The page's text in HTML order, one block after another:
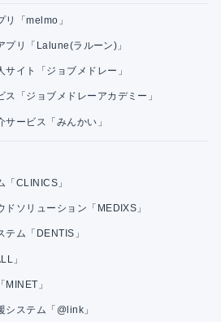
リ「melmo」
プリ「Lalune(ラルーン)」
イト「ジョブメドレー」
「ジョブメドレーアカデミー」
ービス「みんかい」
「CLINICS」
ソリューション「MEDIXS」
ム「DENTIS」
」
」
システム「@link」